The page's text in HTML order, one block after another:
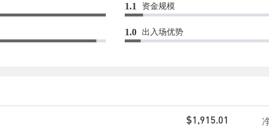
1.1 资金规模
1.0 出入场优势
$1,915.01